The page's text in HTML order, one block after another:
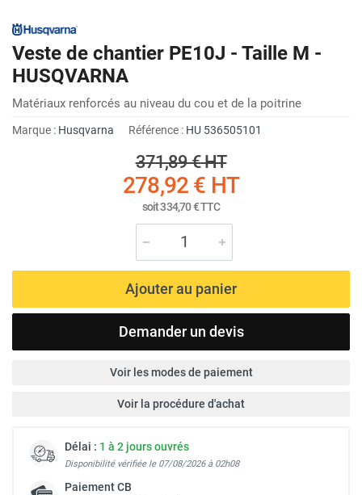
Veste de chantier PE10J - Taille M -
HUSQVARNA
Matériaux renforcés au niveau du cou et de la poitrine
Marque : Husqvarna Référence : HU 536505101
371,89 €HT
278,92 € HT
soit334,70 €TTC
Ajouter au panier
Demander un devis
Voir les modes de paiement
Voir la procédure d'achat
Délai : 1 à 2 jours ouvrés
Disponibilité vérifiée le 07/08/2026 à 02h08
PaiementCB